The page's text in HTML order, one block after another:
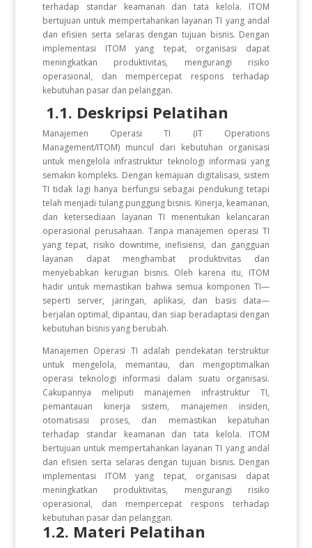
terhadap standar keamanan dan tata kelola. ITOM
bertujuan untuk mempertahankan layanan TI yang andal
dan efisien serta selaras dengan tujuan bisnis. Dengan
implementasi ITOM yang tepat, organisasi dapat
meningkatkan produktivitas, mengurangi risiko
operasional, dan mempercepat respons terhadap
kebutuhan pasar dan pelanggan.
1.1. Deskripsi Pelatihan
Manajemen Operasi TI (IT Operations
Management/ITOM) muncul dari kebutuhan organisasi
untuk mengelola infrastruktur teknologi informasi yang
semakin kompleks. Dengan kemajuan digitalisasi, sistem
TI tidak lagi hanya berfungsi sebagai pendukung tetapi
telah menjadi tulang punggung bisnis. Kinerja, keamanan,
dan ketersediaan layanan TI menentukan kelancaran
operasional perusahaan. Tanpa manajemen operasi TI
yang tepat, risiko downtime, inefisiensi, dan gangguan
layanan dapat menghambat produktivitas dan
menyebabkan kerugian bisnis. Oleh karena itu, ITOM
hadir untuk memastikan bahwa semua komponen TI—
seperti server, jaringan, aplikasi, dan basis data—
berjalan optimal, dipantau, dan siap beradaptasi dengan
kebutuhan bisnis yang berubah.
Manajemen Operasi TI adalah pendekatan terstruktur
untuk mengelola, memantau, dan mengoptimalkan
operasi teknologi informasi dalam suatu organisasi.
Cakupannya meliputi manajemen infrastruktur TI,
pemantauan kinerja sistem, manajemen insiden,
otomatisasi proses, dan memastikan kepatuhan
terhadap standar keamanan dan tata kelola. ITOM
bertujuan untuk mempertahankan layanan TI yang andal
dan efisien serta selaras dengan tujuan bisnis. Dengan
implementasi ITOM yang tepat, organisasi dapat
meningkatkan produktivitas, mengurangi risiko
operasional, dan mempercepat respons terhadap
kebutuhan pasar dan pelanggan.
1.2. Materi Pelatihan